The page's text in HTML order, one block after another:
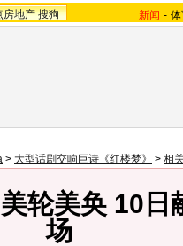
房地产 搜狗 新闻 -
> 大型话剧交响巨诗《红楼梦》 > 相
轮美奂 10日
场